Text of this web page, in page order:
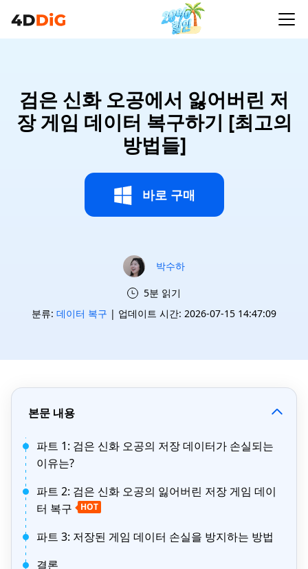
검은 신화 오공에서 잃어버린 저
장 게임 데이터 복구하기 [최고의
방법들]
바로 구매
박수하
5분 읽기
분류: 데이터 복구 | 업데이트 시간: 2026-07-15 14:47:09
본문 내용
파트 1: 검은 신화 오공의 저장 데이터가 손실되는
이유는?
파트 2: 검은 신화 오공의 잃어버린 저장 게임 데이
터 복구
HOT
파트 3: 저장된 게임 데이터 손실을 방지하는 방법
결론